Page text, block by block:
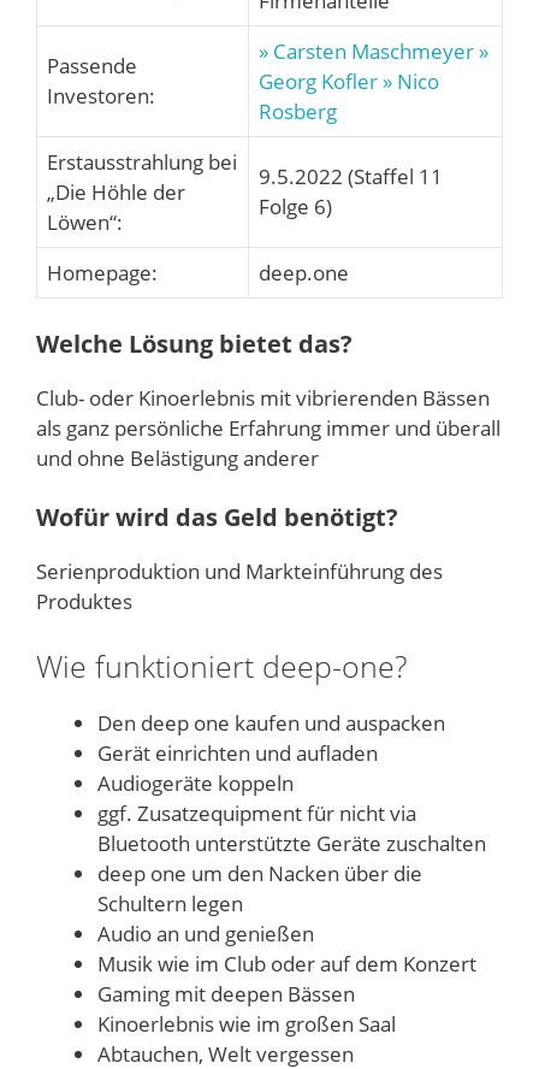
Passende
Investoren:
» Carsten Maschmeyer »
Georg Kofler » Nico
Rosberg
Erstausstrahlung bei
„Die Höhle der
Löwen“:
9.5.2022 (Staffel 11
Folge 6)
Homepage: deep.one
Welche Lösung bietet das?
Club- oder Kinoerlebnis mit vibrierenden Bässen
als ganz persönliche Erfahrung immer und überall
und ohne Belästigung anderer
Wofür wird das Geld benötigt?
Serienproduktion und Markteinführung des
Produktes
Wie funktioniert deep-one?
Den deep one kaufen und auspacken
Gerät einrichten und aufladen
Audiogeräte koppeln
ggf. Zusatzequipment für nicht via
Bluetooth unterstützte Geräte zuschalten
deep one um den Nacken über die
Schultern legen
Audio an und genießen
Musik wie im Club oder auf dem Konzert
Gaming mit deepen Bässen
Kinoerlebnis wie im großen Saal
Abtauchen, Welt vergessen